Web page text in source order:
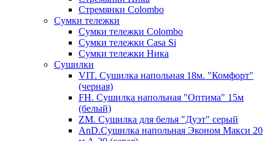
Стремянки Сolombo
Сумки тележки
Сумки тележки Colombo
Сумки тележки Сasa Si
Сумки тележки Ника
Сушилки
VIT. Сушилка напольная 18м. "Комфорт"
(черная)
FH. Сушилка напольная "Оптима" 15м
(белый)
ZM. Сушилка для белья "Дуэт" серый
AnD.Сушилка напольная Эконом Макси 20